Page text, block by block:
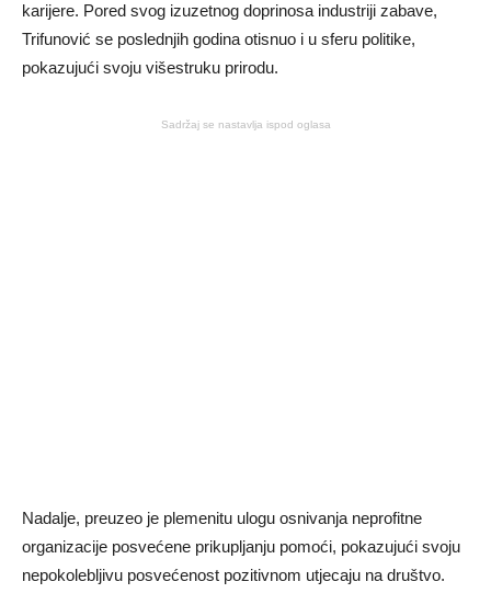
karijere. Pored svog izuzetnog doprinosa industriji zabave,
Trifunović se poslednjih godina otisnuo i u sferu politike,
pokazujući svoju višestruku prirodu.
Sadržaj se nastavlja ispod oglasa
Nadalje, preuzeo je plemenitu ulogu osnivanja neprofitne
organizacije posvećene prikupljanju pomoći, pokazujući svoju
nepokolebljivu posvećenost pozitivnom utjecaju na društvo.